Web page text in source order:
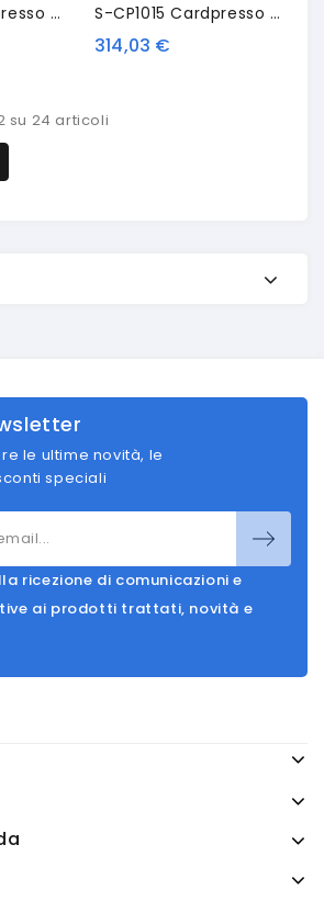
S-CP1025 Cardpresso Upgrade License, XXS - XL S-CP1015 Cardpresso Upgrade License, XXS - XM
314,03 €
su 24 articoli
le ultime novità, le
speciali
ricezione di comunicazioni e
ai prodotti trattati, novità e